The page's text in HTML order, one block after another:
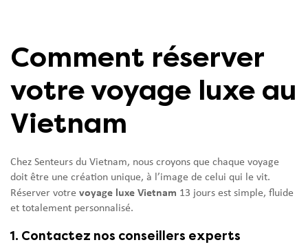
Comment réserver
votre voyage luxe au
Vietnam
Chez Senteurs du Vietnam, nous croyons que chaque voyage
doit être une création unique, à l’image de celui qui le vit.
Réserver votre voyage luxe Vietnam 13 jours est simple, fluide
et totalement personnalisé.
1. Contactez nos conseillers experts